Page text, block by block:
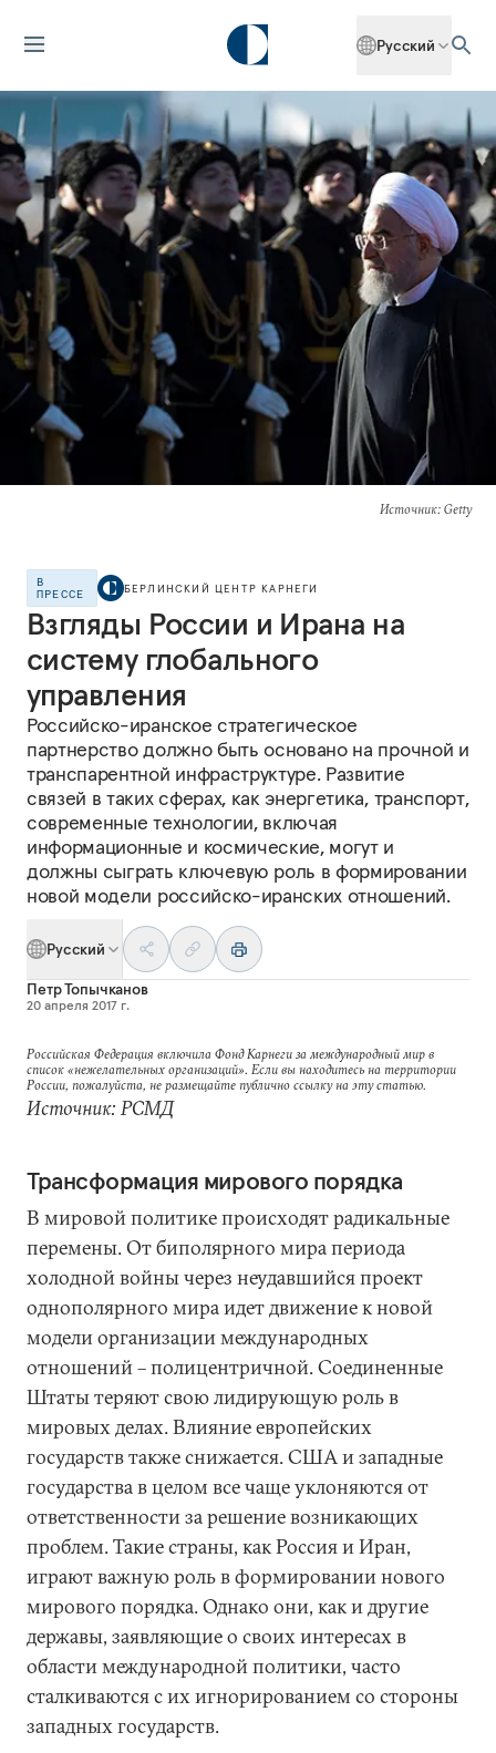
Русский
Источник: Getty
В
ПРЕССЕ
БЕРЛИНСКИЙ ЦЕНТР КАРНЕГИ
Взгляды России и Ирана на
систему глобального
управления
Российско-иранское стратегическое
партнерство должно быть основано на прочной и
транспарентной инфраструктуре. Развитие
связей в таких сферах, как энергетика, транспорт,
современные технологии, включая
информационные и космические, могут и
должны сыграть ключевую роль в формировании
новой модели российско-иранских отношений.
Русский
Петр Топычканов
20 апреля 2017 г.
Российская Федерация включила Фонд Карнеги за международный мир в
список «нежелательных организаций». Если вы находитесь на территории
России, пожалуйста, не размещайте публично ссылку на эту статью.
Источник: РСМД
Трансформация мирового порядка
В мировой политике происходят радикальные
перемены. От биполярного мира периода
холодной войны через неудавшийся проект
однополярного мира идет движение к новой
модели организации международных
отношений – полицентричной. Соединенные
Штаты теряют свою лидирующую роль в
мировых делах. Влияние европейских
государств также снижается. США и западные
государства в целом все чаще уклоняются от
ответственности за решение возникающих
проблем. Такие страны, как Россия и Иран,
играют важную роль в формировании нового
мирового порядка. Однако они, как и другие
державы, заявляющие о своих интересах в
области международной политики, часто
сталкиваются с их игнорированием со стороны
западных государств.